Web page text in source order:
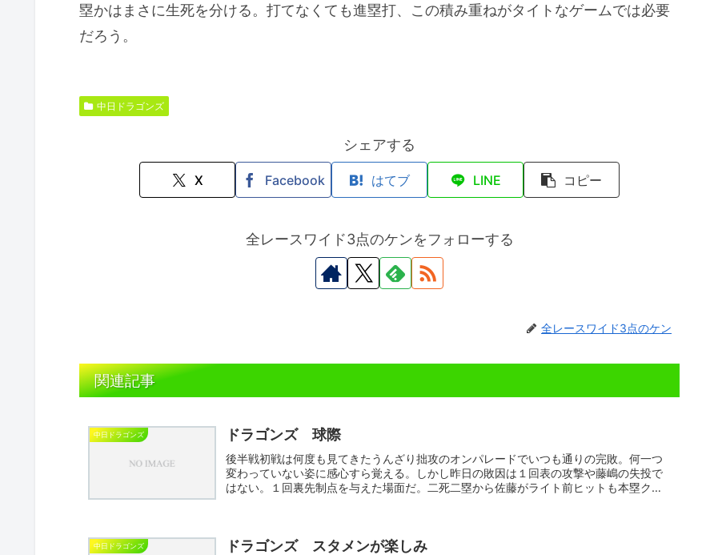
塁かはまさに生死を分ける。打てなくても進塁打、この積み重ねがタイトなゲームでは必要
だろう。
中日ドラゴンズ
シェアする
X Facebook はてブ LINE コピー
全レースワイド3点のケンをフォローする
全レースワイド3点のケン
関連記事
中日ドラゴンズ ドラゴンズ 球際
後半戦初戦は何度も見てきたうんざり拙攻のオンパレードでいつも通りの完敗。何一つ
変わっていない姿に感心すら覚える。しかし昨日の敗因は１回表の攻撃や藤嶋の失投で
はない。１回裏先制点を与えた場面だ。二死二塁から佐藤がライト前ヒットも本塁クロ
中日ドラゴンズ ドラゴンズ スタメンが楽しみ